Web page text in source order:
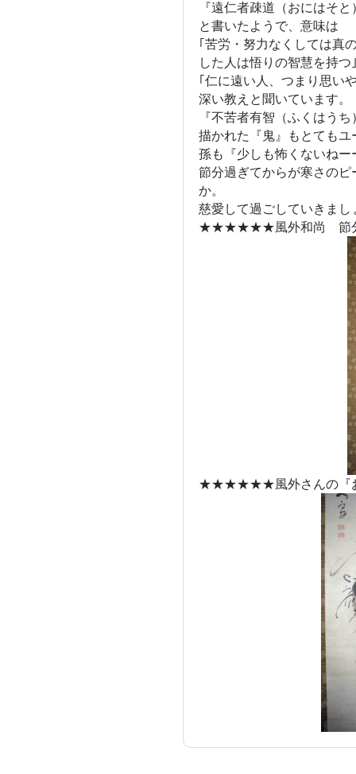
『遠仁者疎道（おにはそ
と書いたようで、意味は
｢苦労・努力なくしては真
した人は悟りの智慧を持つ
｢仁に遠い人、つまり思い
深い教えと聞いています。
『不苦者有智（ふくはう
描かれた『鬼』もとてもユ
孫も『少しも怖くないねー
節分過ぎてからが寒さの
か。
慈愛して過ごしていきまし
★★★★★★風外和尚 節
★★★★★★風外さんの『